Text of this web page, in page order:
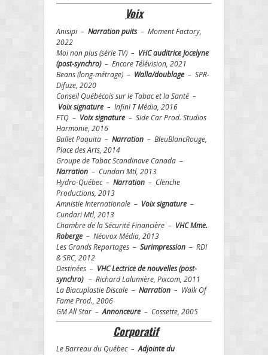
Voix
Anisipi – Narration puits– Moment Factory,
2022
Moi non plus (série TV) – VHC auditrice Jocelyne
(post-synchro)– Encore Télévision, 2021
Beans (long-métrage) – Walla/doublage – SPR-
Difuze, 2020
Conseil Québécois sur le Tabac et la Santé –
Voix signature – Infini T Média, 2016
FTQ – Voix signature – Side Car Prod. Studios
Harmonie, 2016
Ballet Paquita – Narration – BleuBlancRouge,
Place des Arts, 2014
Groupe de Tabac Scandinave Canada –
Narration – Cundari Mtl, 2013
Hydro-Québec – Narration – Clenche
Productions, 2013
Amnistie Internationale – Voix signature –
Cundari Mtl, 2013
Chambre de la Sécurité Financière – VHC Mme.
Roberge – Néovox Média, 2013
Les Grands Reportages – Surimpression – RDI
& SRC, 2012
Destinées – VHC Lectrice de nouvelles (post-
synchro) – Richard Lalumière, Pixcom, 2011
La Biacuplastie Discale – Narration – Walk Of
Fame Prod., 2006
GM All Star – Annonceure – Cossette, 2005
Corporatif
Le Barreau du Québec –Adjointe du